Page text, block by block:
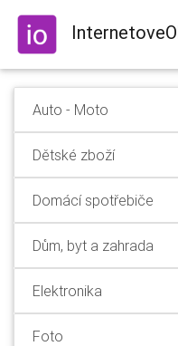
Auto - Moto
Dětské zboží
Domácí spotřebiče
Dům, byt a zahrada
Elektronika
Foto